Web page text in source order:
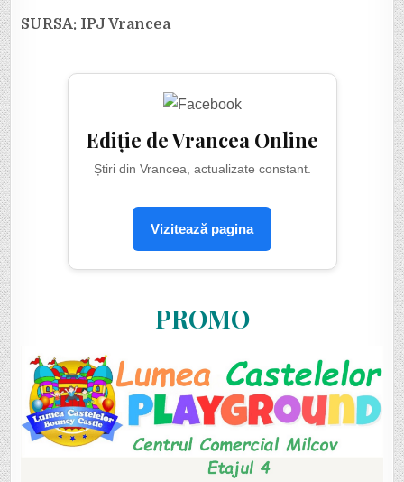
SURSA: IPJ Vrancea
Ediție de Vrancea Online
Știri din Vrancea, actualizate constant.
Vizitează pagina
PROMO